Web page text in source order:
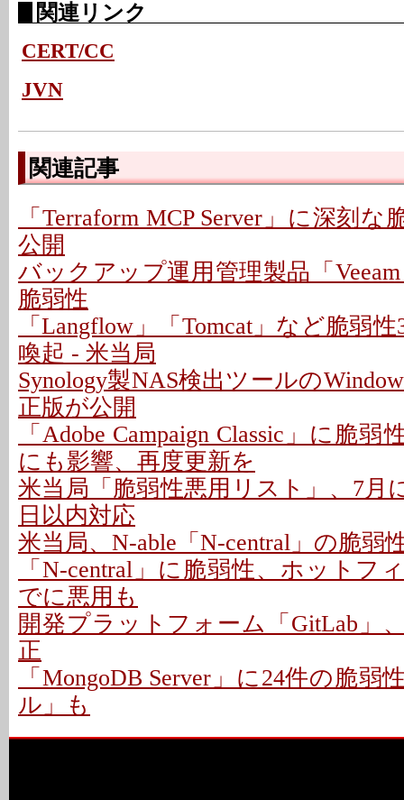
関連リンク
CERT/CC
JVN
関連記事
「Terraform MCP Server」に深刻
公開
バックアップ運用管理製品「
脆弱性
「Langflow」「Tomcat」など脆弱
喚起 - 米当局
Synology製NAS検出ツールの
正版が公開
「Adobe Campaign Classic」に脆
にも影響、再度更新を
米当局「脆弱性悪用リスト」、7月
日以内対応
米当局、N-able「N-central」の脆弱
「N-central」に脆弱性、ホットフ
でに悪用も
開発プラットフォーム「GitLab」
正
「MongoDB Server」に24件の脆
ル」も